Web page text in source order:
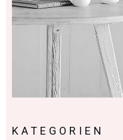
KATEGORIEN